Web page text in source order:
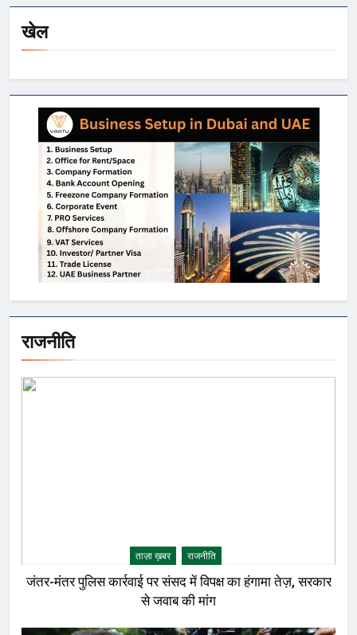
खेल
राजनीति
ताज़ा ख़बर राजनीति
जंतर-मंतर पुलिस कार्रवाई पर संसद में विपक्ष का हंगामा तेज़, सरकार
से जवाब की मांग